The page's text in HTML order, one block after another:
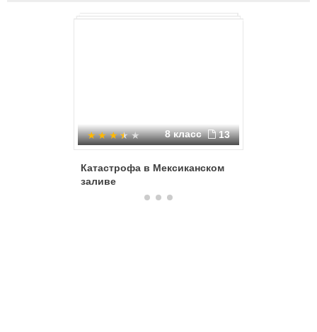
8 класс 13
Катастрофа в Мексиканском
заливе